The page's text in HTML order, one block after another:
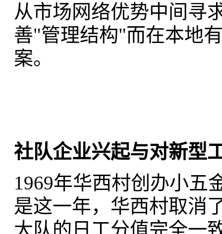
从市场网络优势中间寻
善"管理结构"而在本地
案。
社队企业兴起与对新型
1969年华西村创办小五
是这一年，华西村取消
大队的日工分值完全一